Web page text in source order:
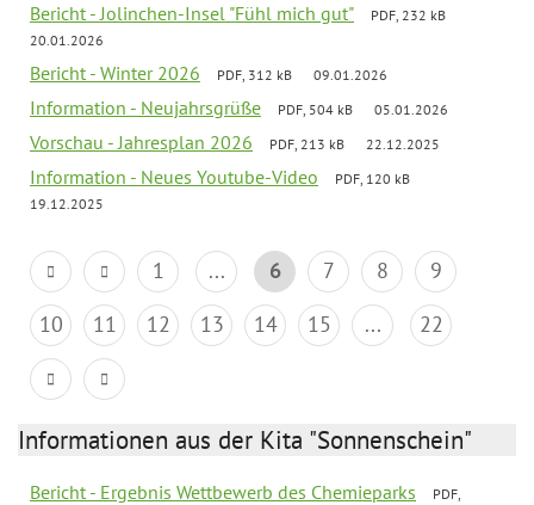
Bericht - Jolinchen-Insel "Fühl mich gut"
PDF, 232 kB
20.01.2026
Bericht - Winter 2026 PDF, 312 kB 09.01.2026
Information - Neujahrsgrüße PDF, 504 kB 05.01.2026
Vorschau - Jahresplan 2026 PDF, 213 kB 22.12.2025
Information - Neues Youtube-Video
PDF, 120 kB
19.12.2025
1 ... 6 7 8
9
10
11 12 13 14 15 ... 22
Informationen aus der Kita "Sonnenschein"
Bericht - Ergebnis Wettbewerb des Chemieparks
PDF,